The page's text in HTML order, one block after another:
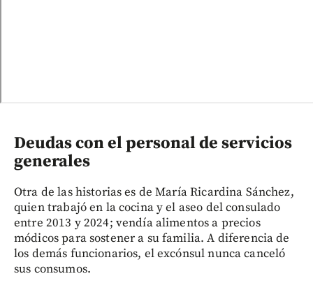
Deudas con el personal de servicios
generales
Otra de las historias es de María Ricardina Sánchez,
quien trabajó en la cocina y el aseo del consulado
entre 2013 y 2024; vendía alimentos a precios
módicos para sostener a su familia. A diferencia de
los demás funcionarios, el excónsul nunca canceló
sus consumos.